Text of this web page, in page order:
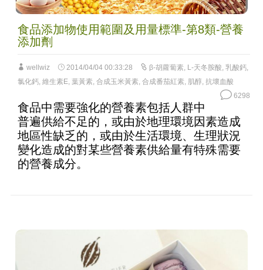
食品添加物使用範圍及用量標準-第8類-營養
添加劑
wellwiz 2014/04/04 00:33:28 β-胡蘿蔔素, L-天冬胺酸, 乳酸鈣,
氯化鈣, 維生素E, 葉黃素, 合成玉米黃素, 合成番茄紅素, 肌醇, 抗壞血酸
6298
食品中需要強化的營養素包括人群中
普遍供給不足的，或由於地理環境因素造成
地區性缺乏的，或由於生活環境、生理狀況
變化造成的對某些營養素供給量有特殊需要
的營養成分。